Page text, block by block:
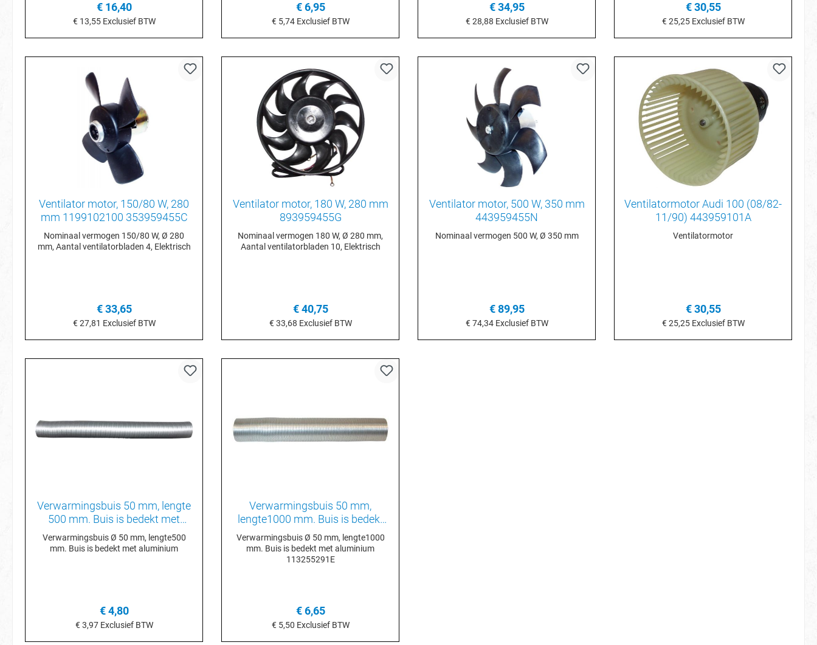
€ 16,40
€ 13,55 Exclusief BTW
€ 6,95
€ 5,74 Exclusief BTW
€ 34,95
€ 28,88 Exclusief BTW
€ 30,55
€ 25,25 Exclusief BTW
Ventilator motor, 150/80 W, 280
mm 1199102100 353959455C
Nominaal vermogen 150/80 W, Ø 280
mm, Aantal ventilatorbladen 4, Elektrisch
€ 33,65
€ 27,81 Exclusief BTW
Ventilator motor, 180 W, 280 mm
893959455G
Nominaal vermogen 180 W, Ø 280 mm,
Aantal ventilatorbladen 10, Elektrisch
€ 40,75
€ 33,68 Exclusief BTW
Ventilator motor, 500 W, 350 mm
443959455N
Nominaal vermogen 500 W, Ø 350 mm
€ 89,95
€ 74,34 Exclusief BTW
Ventilatormotor Audi 100 (08/82-
11/90) 443959101A
Ventilatormotor
€ 30,55
€ 25,25 Exclusief BTW
Verwarmingsbuis 50 mm, lengte
500 mm. Buis is bedekt met
aluminium
Verwarmingsbuis Ø 50 mm, lengte500
mm. Buis is bedekt met aluminium
€ 4,80
€ 3,97 Exclusief BTW
Verwarmingsbuis 50 mm,
lengte1000 mm. Buis is bedekt
met aluminium 113255291E
Verwarmingsbuis Ø 50 mm, lengte1000
mm. Buis is bedekt met aluminium
113255291E
€ 6,65
€ 5,50 Exclusief BTW